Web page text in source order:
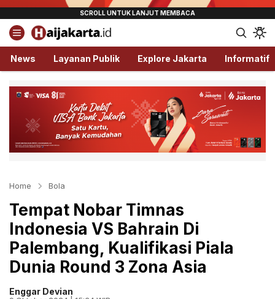
Haijakarta.id
Semua Tentang Jakarta Ada Disini!
News Layanan Publik Explore Jakarta Informatif
Home Bola
Tempat Nobar Timnas
Indonesia VS Bahrain Di
Palembang, Kualifikasi Piala
Dunia Round 3 Zona Asia
Enggar Devian